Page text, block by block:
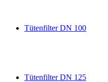
Tütenfilter DN 100
Tütenfilter DN 125